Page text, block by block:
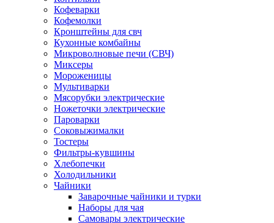
Кофеварки
Кофемолки
Кронштейны для свч
Кухонные комбайны
Микроволновые печи (СВЧ)
Миксеры
Мороженицы
Мультиварки
Мясорубки электрические
Ножеточки электрические
Пароварки
Соковыжималки
Тостеры
Фильтры-кувшины
Хлебопечки
Холодильники
Чайники
Заварочные чайники и турки
Наборы для чая
Самовары электрические